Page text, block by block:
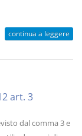
continua a leggere
art. 3
dal comma 3 e